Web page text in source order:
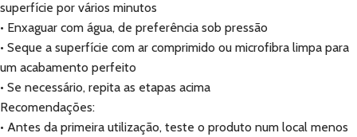
superfície por vários minutos
• Enxaguar com água, de preferência sob pressão
• Seque a superfície com ar comprimido ou microfibra limpa para
um acabamento perfeito
• Se necessário, repita as etapas acima
Recomendações:
• Antes da primeira utilização, teste o produto num local menos